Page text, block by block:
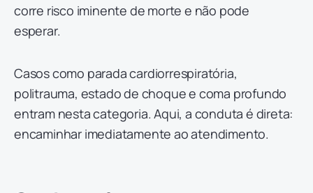
corre risco iminente de morte e não pode
esperar.
Casos como parada cardiorrespiratória,
politrauma, estado de choque e coma profundo
entram nesta categoria. Aqui, a conduta é direta:
encaminhar imediatamente ao atendimento.